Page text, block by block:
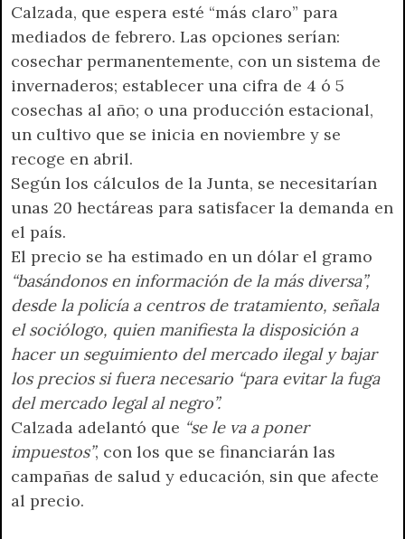
Calzada, que espera esté “más claro” para
mediados de febrero. Las opciones serían:
cosechar permanentemente, con un sistema de
invernaderos; establecer una cifra de 4 ó 5
cosechas al año; o una producción estacional,
un cultivo que se inicia en noviembre y se
recoge en abril.
Según los cálculos de la Junta, se necesitarían
unas 20 hectáreas para satisfacer la demanda en
el país.
El precio se ha estimado en un dólar el gramo
“basándonos en información de la más diversa”,
desde la policía a centros de tratamiento, señala
el sociólogo, quien manifiesta la disposición a
hacer un seguimiento del mercado ilegal y bajar
los precios si fuera necesario “para evitar la fuga
del mercado legal al negro”.
Calzada adelantó que “se le va a poner
impuestos”, con los que se financiarán las
campañas de salud y educación, sin que afecte
al precio.